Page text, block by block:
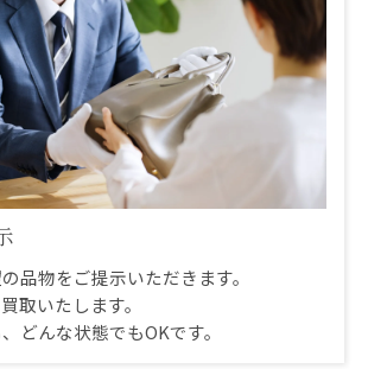
品物をご提示いただきます。
取いたします。
どんな状態でもOKです。